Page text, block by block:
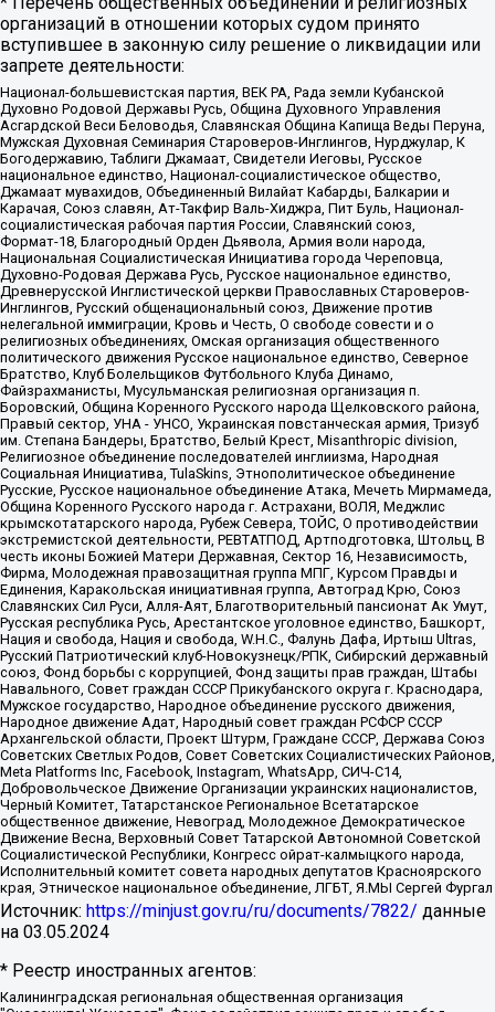
организаций в отношении которых судом принято
вступившее в законную силу решение о ликвидации или
запрете деятельности:
Национал-большевистская партия, ВЕК РА, Рада земли Кубанской
Духовно Родовой Державы Русь, Община Духовного Управления
Асгардской Веси Беловодья, Славянская Община Капища Веды Перуна,
Мужская Духовная Семинария Староверов-Инглингов, Нурджулар, К
Богодержавию, Таблиги Джамаат, Свидетели Иеговы, Русское
национальное единство, Национал-социалистическое общество,
Джамаат мувахидов, Объединенный Вилайат Кабарды, Балкарии и
Карачая, Союз славян, Ат-Такфир Валь-Хиджра, Пит Буль, Национал-
социалистическая рабочая партия России, Славянский союз,
Формат-18, Благородный Орден Дьявола, Армия воли народа,
Национальная Социалистическая Инициатива города Череповца,
Духовно-Родовая Держава Русь, Русское национальное единство,
Древнерусской Инглистической церкви Православных Староверов-
Инглингов, Русский общенациональный союз, Движение против
нелегальной иммиграции, Кровь и Честь, О свободе совести и о
религиозных объединениях, Омская организация общественного
политического движения Русское национальное единство, Северное
Братство, Клуб Болельщиков Футбольного Клуба Динамо,
Файзрахманисты, Мусульманская религиозная организация п.
Боровский, Община Коренного Русского народа Щелковского района,
Правый сектор, УНА - УНСО, Украинская повстанческая армия, Тризуб
им. Степана Бандеры, Братство, Белый Крест, Misanthropic division,
Религиозное объединение последователей инглиизма, Народная
Социальная Инициатива, TulaSkins, Этнополитическое объединение
Русские, Русское национальное объединение Атака, Мечеть Мирмамеда,
Община Коренного Русского народа г. Астрахани, ВОЛЯ, Меджлис
крымскотатарского народа, Рубеж Севера, ТОЙС, О противодействии
экстремистской деятельности, РЕВТАТПОД, Артподготовка, Штольц, В
честь иконы Божией Матери Державная, Сектор 16, Независимость,
Фирма, Молодежная правозащитная группа МПГ, Курсом Правды и
Единения, Каракольская инициативная группа, Автоград Крю, Союз
Славянских Сил Руси, Алля-Аят, Благотворительный пансионат Ак Умут,
Русская республика Русь, Арестантское уголовное единство, Башкорт,
Нация и свобода, Нация и свобода, W.H.С., Фалунь Дафа, Иртыш Ultras,
Русский Патриотический клуб-Новокузнецк/РПК, Сибирский державный
союз, Фонд борьбы с коррупцией, Фонд защиты прав граждан, Штабы
Навального, Совет граждан СССР Прикубанского округа г. Краснодара,
Мужское государство, Народное объединение русского движения,
Народное движение Адат, Народный совет граждан РСФСР СССР
Архангельской области, Проект Штурм, Граждане СССР, Держава Союз
Советских Светлых Родов, Совет Советских Социалистических Районов,
Meta Platforms Inc, Facebook, Instagram, WhatsApp, СИЧ-С14,
Добровольческое Движение Организации украинских националистов,
Черный Комитет, Татарстанское Региональное Всетатарское
общественное движение, Невоград, Молодежное Демократическое
Движение Весна, Верховный Совет Татарской Автономной Советской
Социалистической Республики, Конгресс ойрат-калмыцкого народа,
Исполнительный комитет совета народных депутатов Красноярского
края, Этническое национальное объединение, ЛГБТ, Я.МЫ Сергей Фургал
Источник: https://minjust.gov.ru/ru/documents/7822/ данные
на 03.05.2024
* Реестр иностранных агентов:
Калининградская региональная общественная организация "Экозащита!-Женсовет", Фонд содействия защите прав и свобод граждан "Общественный вердикт", Фонд "Институт Развития Свободы Информации", Частное учреждение "Информационное агентство МЕМО. РУ", Региональная общественная организация "Общественная комиссия по сохранению наследия академика Сахарова", Фонд поддержки свободы прессы, Санкт-Петербургская общественная правозащитная организация "Гражданский контроль", Межрегиональная общественная организация "Информационно-просветительский центр "Мемориал", Региональный Фонд "Центр Защиты Прав Средств Массовой Информации", с 05.12.2023 Фонд "Центр Защиты Прав Средств массовой информации", Региональная общественная благотворительная организация помощи беженцам и мигрантам "Гражданское содействие", Негосударственное образовательное учреждение дополнительного профессионального образования (повышение квалификации) специалистов "АКАДЕМИЯ ПО ПРАВАМ ЧЕЛОВЕКА", Свердловская региональная общественная организация "Сутяжник", Автономная некоммерческая организация "Центр независимых социологических исследований", Союз общественных объединений "Российский исследовательский центр по правам человека", Региональное общественное учреждение научно-информационный центр "МЕМОРИАЛ", Некоммерческая организация "Фонд защиты гласности", Автономная некоммерческая организация "Институт прав человека", Городская общественная организация "Екатеринбургское общество "МЕМОРИАЛ", Городская общественная организация "Рязанское историко-просветительское и правозащитное общество "Мемориал" (Рязанский Мемориал), Челябинский региональный орган общественной самодеятельности – женское общественное объединение "Женщины Евразии", Челябинский региональный орган общественной самодеятельности "Уральская правозащитная группа", Фонд содействия защите здоровья и социальной справедливости имени Андрея Рылькова, Автономная Некоммерческая Организация "Аналитический Центр Юрия Левады", Автономная некоммерческая организация социальной поддержки населения "Проект Апрель", Региональная общественная организация помощи женщинам и детям, находящимся в кризисной ситуации "Информационно-методический центр "Анна", Фонд содействия развитию массовых коммуникаций и правовому просвещению "Так-так-Так", Фонд содействия устойчивому развитию "Серебряная тайга", Свердловский региональный общественный фонд социальных проектов "Новое время", "Idel.Реалии", Кавказ.Реалии, Крым.Реалии, Телеканал Настоящее Время, Татаро-башкирская служба Радио Свобода (Azatliq Radiosi), Радио Свободная Европа/Радио Свобода (PCE/PC), "Сибирь.Реалии", "Фактограф", Благотворительный фонд помощи осужденным и их семьям, Автономная некоммерческая организация "Институт глобализации и социальных движений", Фонд "В защиту прав заключенных", Частное учреждение "Центр поддержки и содействия развитию средств массовой информации", Пензенский региональный общественный благотворительный фонд "Гражданский союз", "Север.Реалии", Некоммерческая организация Фонд "Правовая инициатива", Общество с ограниченной ответственностью "Радио Свободная Европа/Радио Свобода", Чешское информационное агентство "MEDIUM-ORIENT", Красноярская региональная общественная организация "Мы против СПИДа", Камалягин Денис Николаевич, Маркелов Сергей Евгеньевич, Пономарев Лев Александрович, Савицкая Людмила Алексеевна, Автономная некоммерческая организация "Центр по работе с проблемой насилия "НАСИЛИЮ.НЕТ", Межрегиональный профессиональный союз работников здравоохранения "Альянс врачей", Юридическое лицо, зарегистрированное в Латвийской Республике, SIA "Medusa Project" (регистрационный номер 40103797863, дата регистрации 10.06.2014), Некоммерческая организация "Фонд по борьбе с коррупцией", Автономная некоммерческая организация "Институт права и публичной политики", Баданин Роман Сергеевич, Гликин Максим Александрович, Железнова Мария Михайловна, Лукьянова Юлия Сергеевна, Маетная Елизавета Витальевна, Маняхин Петр Борисович, Чуракова Ольга Владимировна, Ярош Юлия Петровна, Юридическое лицо "The Insider SIA", зарегистрированное в Риге, Латвийская Республика (дата регистрации 26.06.2015), являющееся администратором доменного имени интернет-издания "The Insider SIA", https://theins.ru, Постернак Алексей Евгеньевич, Рубин Михаил Аркадьевич, Анин Роман Александрович, Юридическое лицо Istories fonds, зарегистрированное в Латвийской Республике (регистрационный номер 50008295751, дата регистрации 24.02.2020), Великовский Дмитрий Александрович, Долинина Ирина Николаевна, Мароховская Алеся Алексеевна, Шлейнов Роман Юрьевич, Шмагун Олеся Валентиновна, Общество с ограниченной ответственностью "Альтаир 2021", Общество с ограниченной ответственностью "Вега 2021", Общество с ограниченной ответственностью "Главный редактор 2021", Общество с ограниченной ответственностью "Ромашки монолит", Важенков Артем Валерьевич, Ивановская областная общественная организация "Центр гендерных исследований", Гурман Юрий Альбертович, Медиапроект "ОВД-Инфо", Егоров Владимир Владимирович, Жилинский Владимир Александрович, Общество с ограниченной ответственностью "ЗП", Иванова София Юрьевна, Карезина Инна Павловна, Кильтау Екатерина Викторовна, Петров Алексей Викторович, Пискунов Сергей Евгеньевич, Смирнов Сергей Сергеевич, Тихонов Михаил Сергеевич, Общество с ограниченной ответственностью "ЖУРНАЛИСТ-ИНОСТРАННЫЙ АГЕНТ", Арапова Галина Юрьевна, Вольтская Татьяна Анатольевна, Американская компания "Mason G.E.S. Anonymous Foundation" (США), являющаяся владельцем интернет-издания https://mnews.world/, Компания "Stichting Bellingcat", зарегистрированная в Нидерландах (дата регистрации 11.07.2018), Захаров Андрей Вячеславович, Клепиковская Екатерина Дмитриевна, Общество с ограниченной ответственностью "МЕМО", Перл Роман Александрович, Симонов Евгений Алексеевич, Соловьева Елена Анатольевна, Сотников Даниил Владимирович, Сурначева Елизавета Дмитриевна, Автономная некоммерческая организация по защите прав человека и информированию населения "Якутия – Наше Мнение", Общество с ограниченной ответственностью "Москоу диджитал медиа", с 26.01.2023 Общество с ограниченной ответственностью "Чайка Белые сады", Ветошкина Валерия Валерьевна, Заговора Максим Александрович, Межрегиональное общественное движение "Российская ЛГБТ - сеть", Оленичев Максим Владимирович, Павлов Иван Юрьевич, Скворцова Елена Сергеевна, Общество с ограниченной ответственностью "Как бы инагент", Кочетков Игорь Викторович, Общество с ограниченной ответственностью "Честные выборы", Еланчик Олег Александрович, Общество с ограниченной ответственностью "Нобелевский призыв", Гималова Регина Эмилевна, Григорьев Андрей Валерьевич, Григорьева Алина Александровна, Ассоциация по содействию защите прав призывников, альтернативнослужащих и военнослужащих "Правозащитная группа "Гражданин.Армия.Право", Хисамова Регина Фаритовна, Автономная некоммерческая организация по реализации социально-правовых программ "Лилит", Дальневосточное общественное движение "Маяк", Санкт-Петербургская ЛГБТ-инициативная группа "Выход", Инициативная группа ЛГБТ+ "Реверс", Алексеев Андрей Викторович, Бекбулатова Таисия Львовна, Беляев Иван Михайлович, Владыкина Елена Сергеевна, Гельман Марат Александрович, Никульшина Вероника Юрьевна, Толоконникова Надежда Андреевна, Шендерович Виктор Анатольевич, Общество с ограниченной ответственностью "Данное сообщение", Общество с ограниченной ответственностью Издательский дом "Новая глава", Айнбиндер Александра Александровна, Московский комьюнити-центр для ЛГБТ+инициатив, Благотворительный фонд развития филантропии, Deutsche Welle (Германия, Kurt-Schumacher-Strasse 3, 53113 Bonn), Борзунова Мария Михайловна, Воробьев Виктор Викторович, Голубева Анна Львовна, Константинова Алла Михайловна, Малкова Ирина Владимировна, Мурадов Мурад Абдулгалимович, Осетинская Елизавета Николаевна, Понасенков Евгений Николаевич, Ганапольский Матвей Юрьевич, Киселев Евгений Алексеевич, Борухович Ирина Григорьевна, Дремин Иван Тимофеевич, Дубровский Дмитрий Викторович, Красноярская региональная общественная организация поддержки и развития альтернативных образовательных технологий и межкультурных коммуникаций "ИНТЕРРА", Маяковская Екатерина Алексеевна, Фейгин Марк Захарович, Филимонов Андрей Викторович, Дзугкоева Регина Николаевна, Доброхотов Роман Александрович, Дудь Юрий Александрович, Елкин Сергей Владимирович, Кругликов Кирилл Игоревич, Сабунаева Мария Леонидовна, Семенов Алексей Владимирович, Шаинян Карен Багратович, Шульман Екатерина Михайловна, Асафьев Артур Валерьевич, Вахштайн Виктор Семенович, Венедиктов Алексей Алексеевич, Лушникова Екатерина Евгеньевна, Волков Леонид Михайлович, Невзоров Александр Глебович, Пархоменко Сергей Борисович, Сироткин Ярослав Николаевич, Кара-Мурза Владимир Владимирович, Баранова Наталья Владимировна, Гозман Леонид Яковлевич, Кагарлицкий Борис Юльевич, Климарев Михаил Валерьевич, Милов Владимир Станиславович, Автономная некоммерческая организация Краснодарский центр современного искусства "Типография", Моргенштерн Алишер Тагирович, Соболь Любовь Эдуардовна, Общество с ограниченной ответственностью "ЛИЗА НОРМ", Каспаров Гарри Кимович, Ходорковский Михаил Борисович, Общество с ограниченной ответственностью "Апрельские тезисы", Данилович Ирина Брониславовна, Кашин Олег Владимирович, Петров Николай Владимирович, Пивоваров Алексей Владимирович, Соколов Михаил Владимирович, Цветкова Юлия Владимировна, Чичваркин Евгений Александрович, Комитет против пыток/Команда против пыток, Общество с ограниченной ответственностью "Первый научный", Общество с ограниченной ответственностью "Вертолет и ко", Белоцерковская Вероника Борисовна, Кац Максим Евгеньевич, Лазарева Татьяна Юрьевна, Шаведдинов Руслан Табризович, Яшин Илья Валерьевич, Общество с ограниченной ответственностью "Иноагент ААВ", Алешковский Дмитрий Петрович, Альбац Евгения Марковна, Быков Дмитрий Львович, Галямина Юлия Евгеньевна, Лойко Сергей Леонидович, Мартынов Кирилл Константинович, Медведев Сергей Александрович, Крашенинников Федор Геннадиевич, Гордеева Катерина Вл